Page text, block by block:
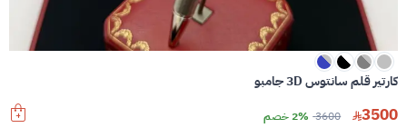
كارتير قلم سانتوس 3D جامبو
3500
3600 2% خصم